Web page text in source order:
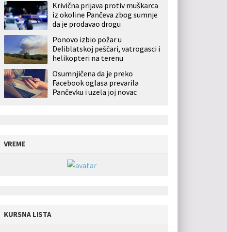
Krivična prijava protiv muškarca
iz okoline Pančeva zbog sumnje
da je prodavao drogu
Ponovo izbio požar u
Deliblatskoj peščari, vatrogasci i
helikopteri na terenu
Osumnjičena da je preko
Facebook oglasa prevarila
Pančevku i uzela joj novac
VREME
KURSNA LISTA